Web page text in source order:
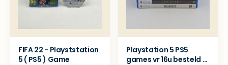
FIFA 22 - Playststation
5 ( PS5 ) Game
Playstation 5 PS5
games vr 16u besteld =